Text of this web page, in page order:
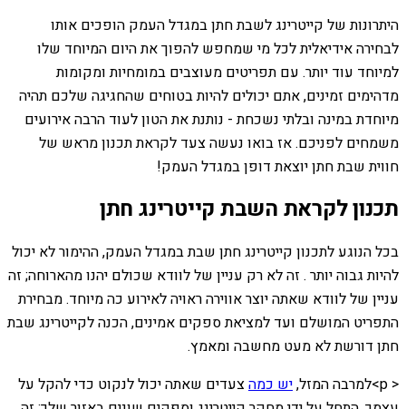
היתרונות של קייטרינג לשבת חתן במגדל העמק הופכים אותו
לבחירה אידיאלית לכל מי שמחפש להפוך את היום המיוחד שלו
למיוחד עוד יותר. עם תפריטים מעוצבים במומחיות ומקומות
מדהימים זמינים, אתם יכולים להיות בטוחים שהחגיגה שלכם תהיה
מיוחדת במינה ובלתי נשכחת - נותנת את הטון לעוד הרבה אירועים
משמחים לפניכם. אז בואו נעשה צעד לקראת תכנון מראש של
חווית שבת חתן יוצאת דופן במגדל העמק!
תכנון לקראת השבת קייטרינג חתן
בכל הנוגע לתכנון קייטרינג חתן שבת במגדל העמק, ההימור לא יכול
להיות גבוה יותר . זה לא רק עניין של לוודא שכולם יהנו מהארוחה; זה
עניין של לוודא שאתה יוצר אווירה ראויה לאירוע כה מיוחד. מבחירת
התפריט המושלם ועד למציאת ספקים אמינים, הכנה לקייטרינג שבת
חתן דורשת לא מעט מחשבה ומאמץ.
< p>למרבה המזל,
יש כמהצעדים שאתה יכול לנקוט כדי להקל על